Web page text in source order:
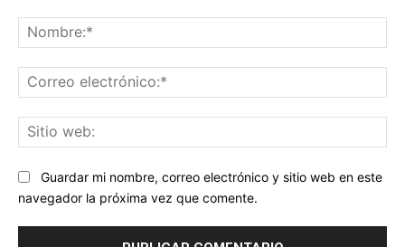
Guardar mi nombre, correo electrónico y sitio web en este
navegador la próxima vez que comente.